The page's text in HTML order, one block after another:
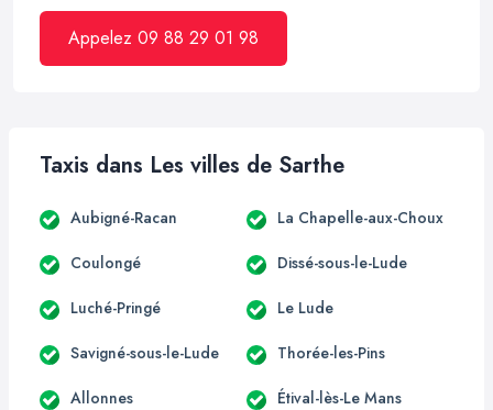
Appelez 09 88 29 01 98
Taxis dans Les villes de Sarthe
Aubigné-Racan La Chapelle-aux-Choux
Coulongé Dissé-sous-le-Lude
Luché-Pringé Le Lude
Savigné-sous-le-Lude Thorée-les-Pins
Allonnes Étival-lès-Le Mans